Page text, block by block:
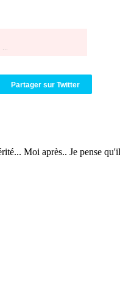
Partager sur Twitter